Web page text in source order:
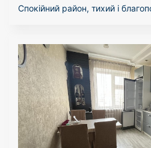
Спокійний район, тихий і
За більш детальною
телефоном!